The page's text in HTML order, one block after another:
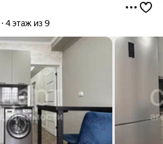
4 этаж из 9